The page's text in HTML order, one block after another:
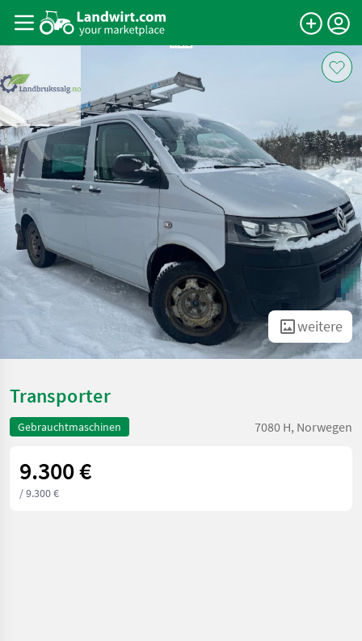
weitere
Transporter
Gebrauchtmaschinen 7080 H, Norwegen
9.300 €
/ 9.300 €